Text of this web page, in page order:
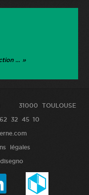
… »
31000 TOULOUSE
32 45 10
légales